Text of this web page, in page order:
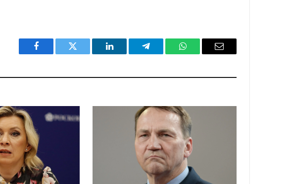
Facebook Twitter LinkedIn Telegram WhatsAppEmail